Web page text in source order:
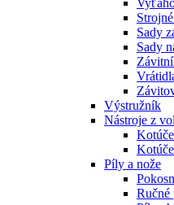
Sady
Sady
Výstružník
Nástroje z
Píly a nože
Ručné